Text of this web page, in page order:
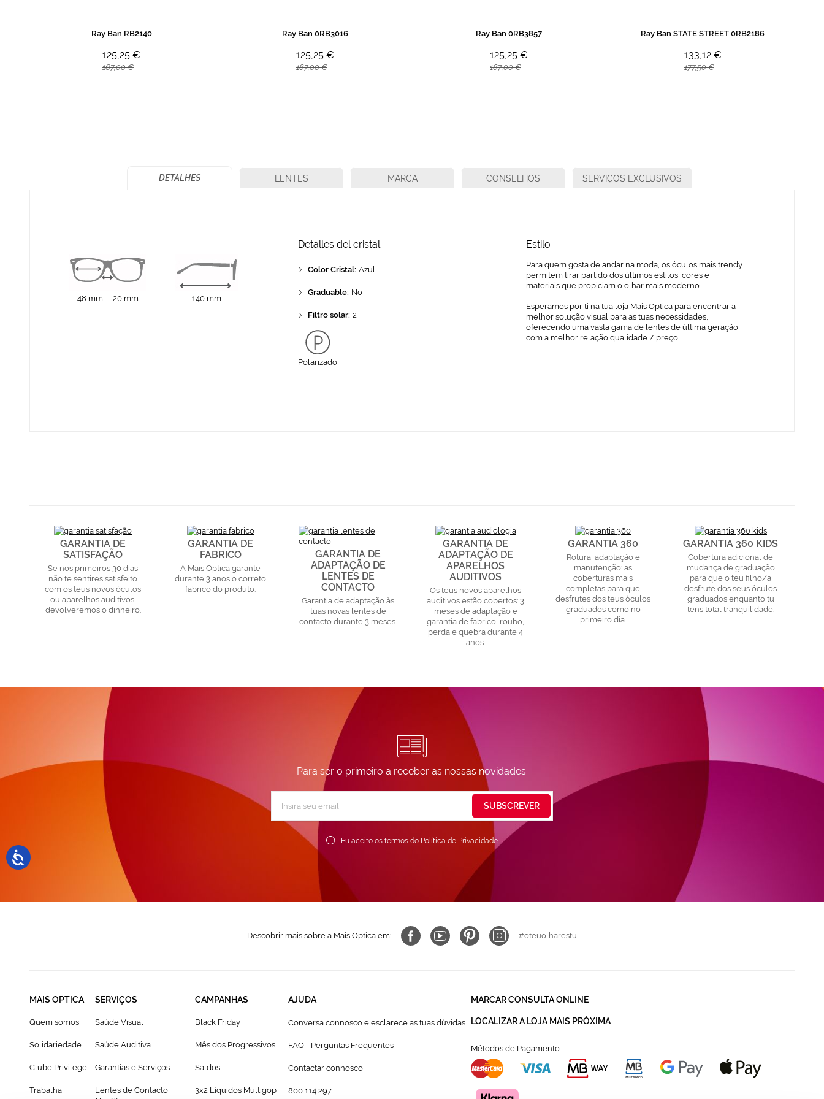
Ray Ban RB2140
125,25 €
167,00 €
Ray Ban 0RB3016
125,25 €
167,00 €
Ray Ban 0RB3857
125,25 €
167,00 €
Ray Ban STATE STREET 0RB2186
133,12 €
177,50 €
DETALHES
48 mm 20 mm 140 mm
Detalles del cristal
Color Cristal: Azul
Graduable: No
Filtro solar: 2
Polarizado
Estilo
Para quem gosta de andar na moda, os óculos mais trendy
permitem tirar partido dos últimos estilos, cores e
materiais que propiciam o olhar mais moderno.
Esperamos por ti na tua loja Mais Optica para encontrar a
melhor solução visual para as tuas necessidades,
oferecendo uma vasta gama de lentes de última geração
com a melhor relação qualidade / preço.
LENTES MARCA CONSELHOS SERVIÇOS EXCLUSIVOS
GARANTIA DE
SATISFAÇÃO
Se nos primeiros 30 dias
não te sentires satisfeito
com os teus novos óculos
ou aparelhos auditivos,
devolveremos o dinheiro.
GARANTIA DE
FABRICO
A Mais Optica garante
durante 3 anos o correto
fabrico do produto.
GARANTIA DE
ADAPTAÇÃO DE
LENTES DE
CONTACTO
Garantia de adaptação às
tuas novas lentes de
contacto durante 3 meses.
GARANTIA DE
ADAPTAÇÃO DE
APARELHOS
AUDITIVOS
Os teus novos aparelhos
auditivos estão cobertos: 3
meses de adaptação e
garantia de fabrico, roubo,
perda e quebra durante 4
anos.
GARANTIA 360
Rotura, adaptação e
manutenção: as
coberturas mais
completas para que
desfrutes dos teus óculos
graduados como no
primeiro dia.
GARANTIA 360 KIDS
Cobertura adicional de
mudança de graduação
para que o teu filho/a
desfrute dos seus óculos
graduados enquanto tu
tens total tranquilidade.
Para ser o primeiro a receber as nossas novidades:
Newsletter:
Eu aceito os termos do Política de Privacidade
SUBSCREVER
Descobrir mais sobre a Mais Optica em: #oteuolharestu
MAIS OPTICA
Quem somos
Solidariedade
Clube Privilege
Trabalha
SERVIÇOS
Saúde Visual
Saúde Auditiva
Garantias e Serviços
Lentes de Contacto
CAMPANHAS
Black Friday
Mês dos Progressivos
Saldos
3x2 Líquidos Multigop
AJUDA
Conversa connosco e esclarece as tuas dúvidas
FAQ - Perguntas Frequentes
Contactar connosco
800 114 297
MARCAR CONSULTA ONLINE
LOCALIZAR A LOJA MAIS PRÓXIMA
Métodos de Pagamento: